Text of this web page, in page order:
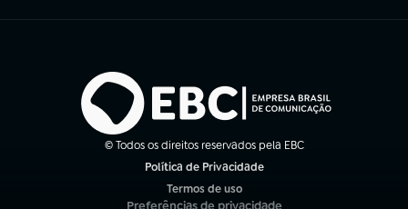
© Todos os direitos reservados pela EBC
Política de Privacidade
Termos de uso
(abre em nova aba)